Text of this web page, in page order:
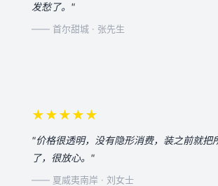
发愁了。"
—— 首尔甜城 · 张先生
★★★★★
"价格很透明，没有隐形消费，装之前就把
了，很放心。"
—— 夏威夷南岸 · 刘女士